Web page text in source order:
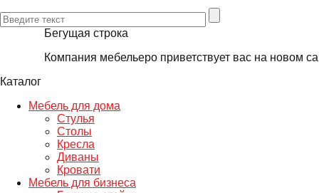
Бегущая строка
Компания мебельеро приветствует вас на новом
Каталог
Мебель для дома
Стулья
Столы
Кресла
Диваны
Кровати
Мебель для бизнеса